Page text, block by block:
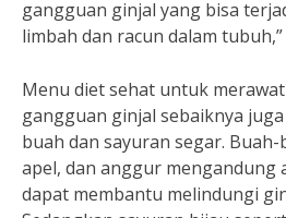
gangguan ginjal yang bisa
limbah dan racun dalam
Menu diet sehat untuk
gangguan ginjal sebaiknya
buah dan sayuran segar.
apel, dan anggur mengandung
dapat membantu melindungi